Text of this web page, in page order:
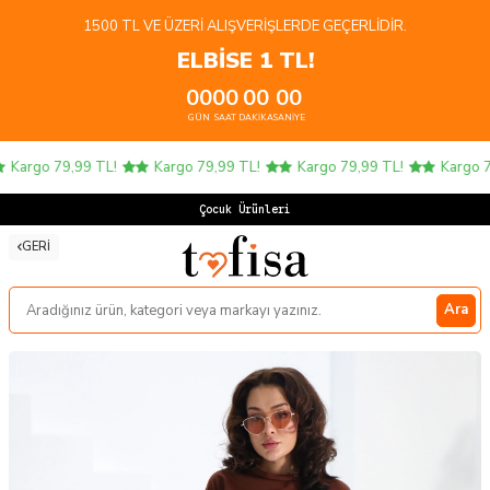
1500 TL VE ÜZERI ALIŞVERIŞLERDE GEÇERLIDIR.
ELBİSE 1 TL!
00
GÜN
00
SAAT
00
DAKIKA
00
SANIYE
79,99 TL! Kargo 79,99 TL! Kargo 79,99 TL! Kargo
Çocuk Ürünlerinde
GERI
Ara